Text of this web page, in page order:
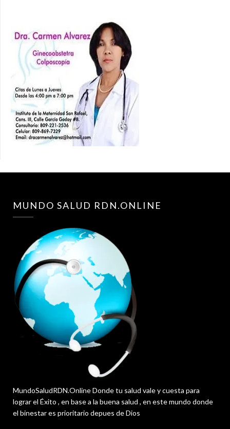
MUNDO SALUD RDN.ONLINE
MundoSaludRDN.Online Donde tu salud vale y cuesta para
lograr el Éxito , en base a la buena salud , en este mundo donde
el binestar es prioritario depues de Dios